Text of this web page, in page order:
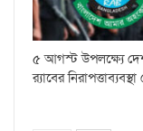
৫ আগস্ট উপলক্ষ্যে
র‌্যাবের